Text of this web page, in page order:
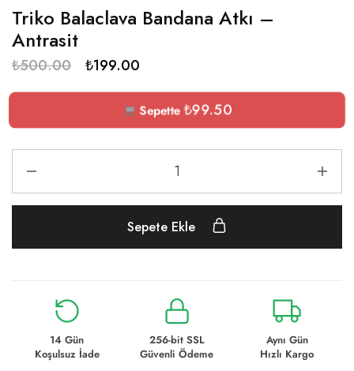
Triko Balaclava Bandana Atkı –
Antrasit
₺500.00 ₺199.00
Sepette ₺99.50
Sepete Ekle
14 Gün
Koşulsuz İade
256-bit SSL
Güvenli Ödeme
Aynı Gün
Hızlı Kargo